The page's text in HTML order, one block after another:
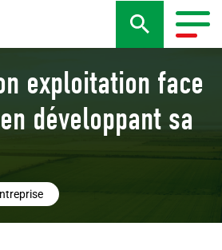
exploitation face
développant sa